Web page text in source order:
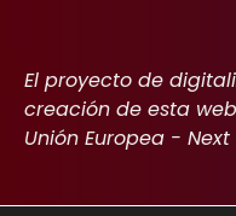
El proyecto de
creación de esta
Unión Europea - Next